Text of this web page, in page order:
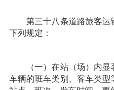
第三十八条道路旅客运
下列规定：
（一）在站（场）内
车辆的班车类别、客车类